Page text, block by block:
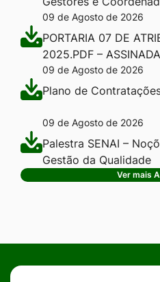
09 de Agosto de 2026
PORTARIA 07 DE
2025.PDF – ASSINADA
09 de Agosto de 2026
Plano de
09 de Agosto de 2026
Palestra SENAI –
Gestão da Qualidade
Ver mais